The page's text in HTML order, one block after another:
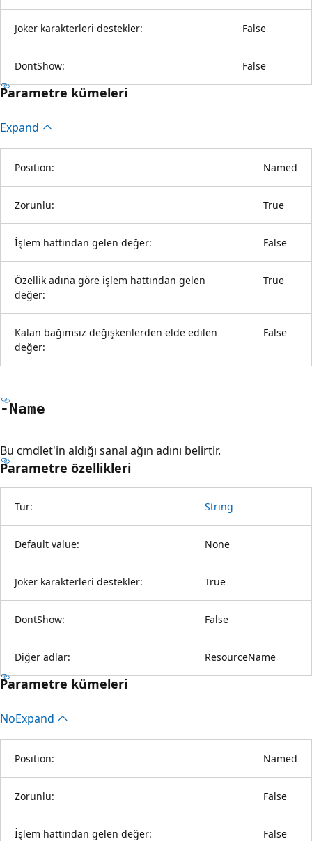
Joker karakterleri destekler: False
DontShow: False
Parametre kümeleri
Expand
Position: Named
Zorunlu: True
İşlem hattından gelen değer: False
Özellik adına göre işlem hattından gelen
değer:
True
Kalan bağımsız değişkenlerden elde edilen
değer:
False
-Name
Bu cmdlet'in aldığı sanal ağın adını belirtir.
Parametre özellikleri
Tür: String
Default value: None
Joker karakterleri destekler: True
DontShow: False
Diğer adlar: ResourceName
Parametre kümeleri
NoExpand
Position: Named
Zorunlu: False
İşlem hattından gelen değer: False